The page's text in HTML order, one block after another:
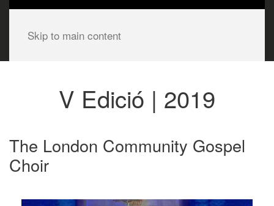
Skip to main content
V Edició | 2019
The London Community Gospel
Choir